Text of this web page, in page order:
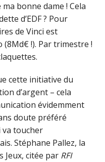
bonne dame ! Cela
d’EDF ? Pour
de Vinci est
(8Md€ !). Par trimestre !
cette initiative du
d’argent – cela
évidemment
doute préféré
va toucher
Stéphane Pallez, la
Jeux, citée par RFI